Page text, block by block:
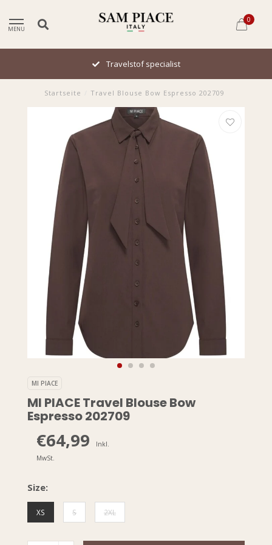
MENU
0
Travelstof specialist
Startseite Travel Blouse Bow Espresso 202709
MI PIACE
MI PIACE Travel Blouse Bow
Espresso 202709
€64,99
Inkl.
MwSt.
Size:
XS S 2XL